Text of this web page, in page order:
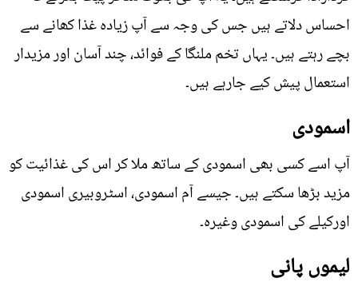
احساس دلاتے ہیں جس کی وجہ سے آپ زیادہ غذا کھانے سے
بچے رہتے ہیں۔ یہاں تخم ملنگا کے فوائد، چند آسان اور مزیدار
استعمال پیش کیے جارہے ہیں۔
اسمودی
آپ اسے کسی بھی اسمودی کے ساتھ ملا کر اس کی غذائیت کو
مزید بڑھا سکتے ہیں۔ جیسے آم اسمودی، اسٹروبیری اسمودی
اورکیلے کی اسمودی وغیرہ۔
لیموں پانی